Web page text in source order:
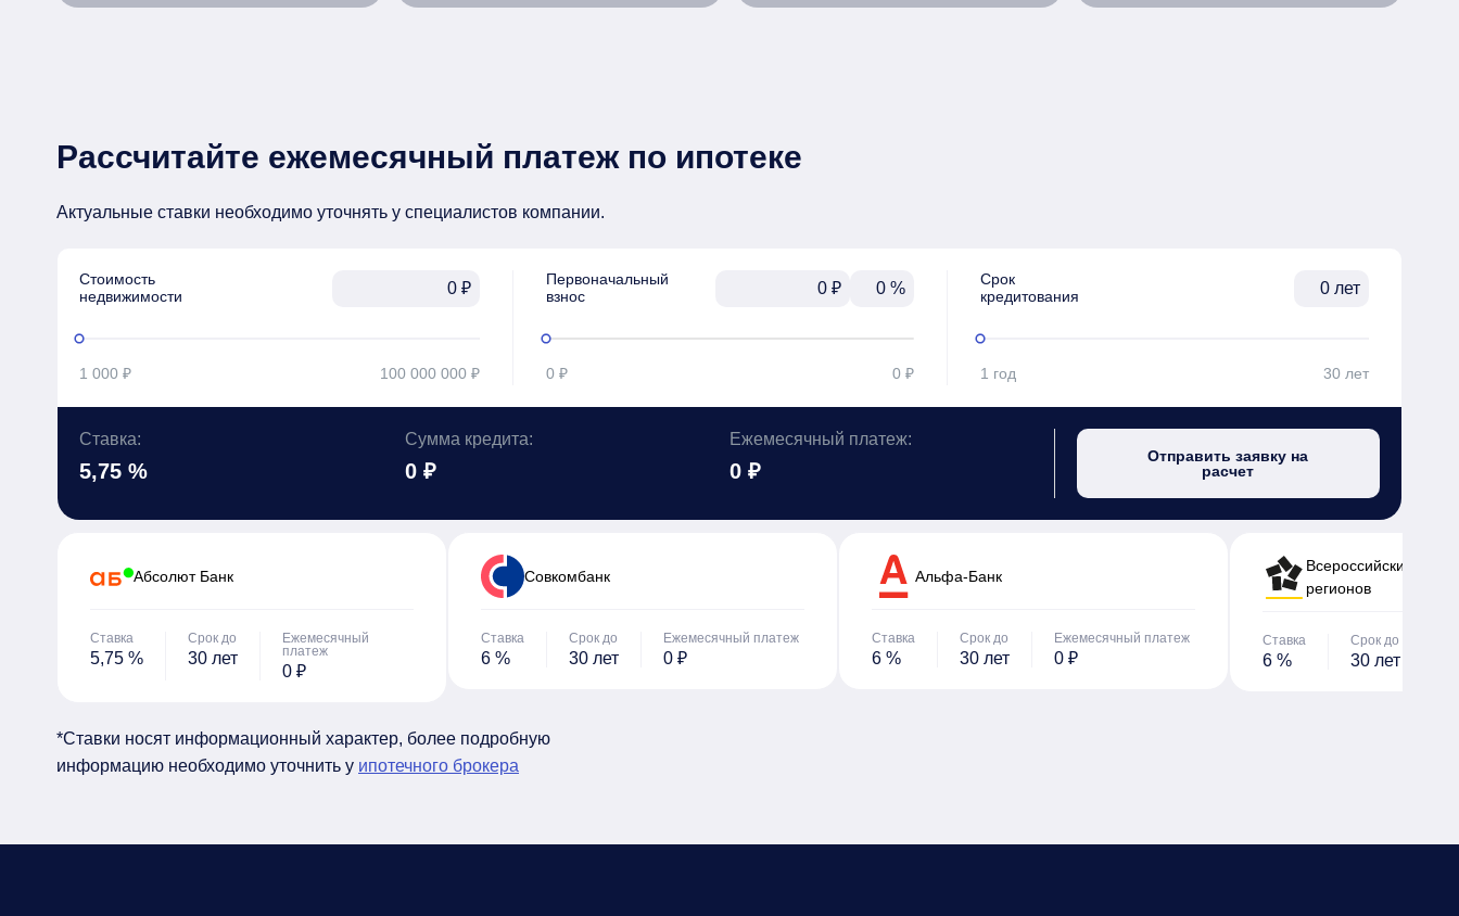
Рассчитайте ежемесячный платеж по ипотеке
Актуальные ставки необходимо уточнять у специалистов компании.
Стоимость
недвижимости
₽
1 000 ₽ 100 000 000 ₽
Первоначальный
взнос
₽ %
0 ₽ 0 ₽
Срок
кредитования
лет
1 год 30 лет
Ставка:
5,75 %
Сумма кредита:
0 ₽
Ежемесячный платеж:
0 ₽
Отправить заявку на
расчет
Абсолют Банк
Ставка
5,75 %
Срок до
30 лет
Ежемесячный
платеж
0 ₽
Cовкомбанк
Ставка
6 %
Срок до
30 лет
Ежемесячный платеж
0 ₽
Альфа-Банк
Ставка
6 %
Срок до
30 лет
Ежемесячный платеж
0 ₽
Всероссийский банк
регионов
Ставка
6 %
Срок до
30 лет
*Ставки носят информационный характер, более подробную
информацию необходимо уточнить у ипотечного брокера